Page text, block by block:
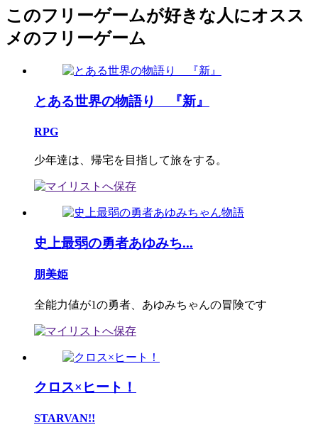
このフリーゲームが好きな人にオスス
メのフリーゲーム
とある世界の物語り 『新』
RPG
少年達は、帰宅を目指して旅をする。
史上最弱の勇者あゆみち...
朋美姫
全能力値が1の勇者、あゆみちゃんの冒険です
クロス×ヒート！
STARVAN!!